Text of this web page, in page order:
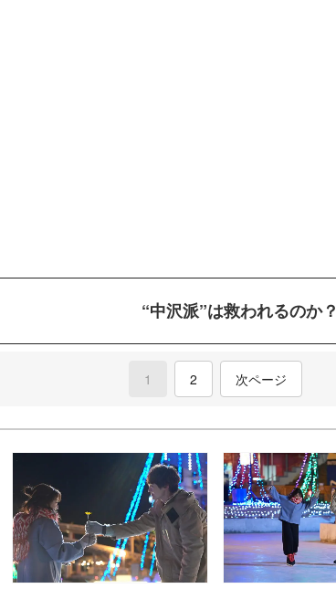
“中沢派”は救われるのか？
1 (current)
2 次ページ